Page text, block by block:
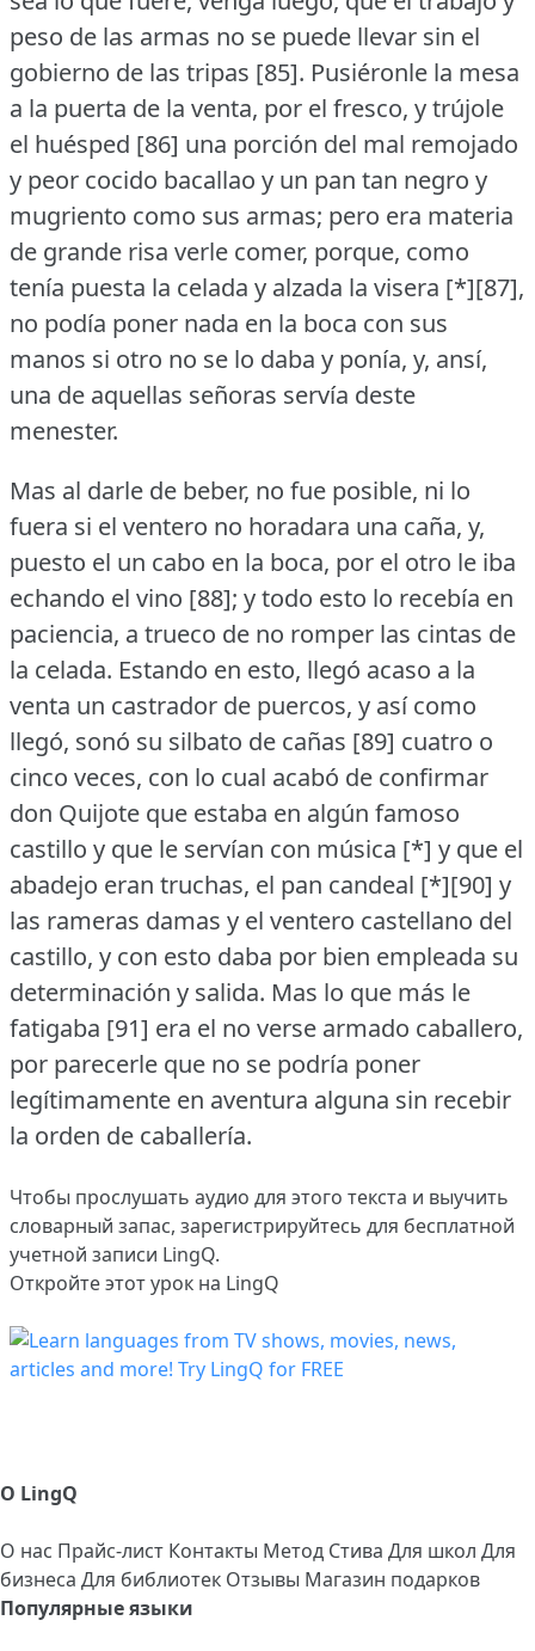
peso de las armas no se puede llevar sin el
gobierno de las tripas [85]. Pusiéronle la mesa
a la puerta de la venta, por el fresco, y trújole
el huésped [86] una porción del mal remojado
y peor cocido bacallao y un pan tan negro y
mugriento como sus armas; pero era materia
de grande risa verle comer, porque, como
tenía puesta la celada y alzada la visera [*][87],
no podía poner nada en la boca con sus
manos si otro no se lo daba y ponía, y, ansí,
una de aquellas señoras servía deste
menester.
Mas al darle de beber, no fue posible, ni lo
fuera si el ventero no horadara una caña, y,
puesto el un cabo en la boca, por el otro le iba
echando el vino [88]; y todo esto lo recebía en
paciencia, a trueco de no romper las cintas de
la celada. Estando en esto, llegó acaso a la
venta un castrador de puercos, y así como
llegó, sonó su silbato de cañas [89] cuatro o
cinco veces, con lo cual acabó de confirmar
don Quijote que estaba en algún famoso
castillo y que le servían con música [*] y que el
abadejo eran truchas, el pan candeal [*][90] y
las rameras damas y el ventero castellano del
castillo, y con esto daba por bien empleada su
determinación y salida. Mas lo que más le
fatigaba [91] era el no verse armado caballero,
por parecerle que no se podría poner
legítimamente en aventura alguna sin recebir
la orden de caballería.
Чтобы прослушать аудио для этого текста и выучить
словарный запас, зарегистрируйтесь для бесплатной
учетной записи LingQ.
Откройте этот урок на LingQ
О LingQ
О нас Прайс-лист Контакты Метод Стива Для школ Для
бизнеса Для библиотек Отзывы Магазин подарков
Популярные языки